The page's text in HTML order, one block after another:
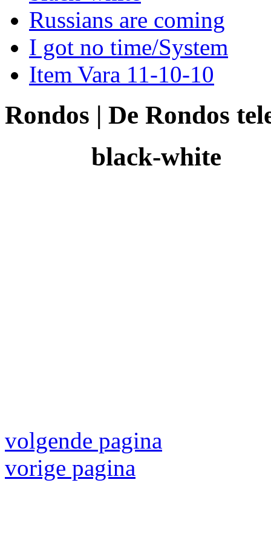
Russians are coming
I got no time/System
Item Vara 11-10-10
Rondos | De Rondos
black-white
volgende pagina
vorige pagina